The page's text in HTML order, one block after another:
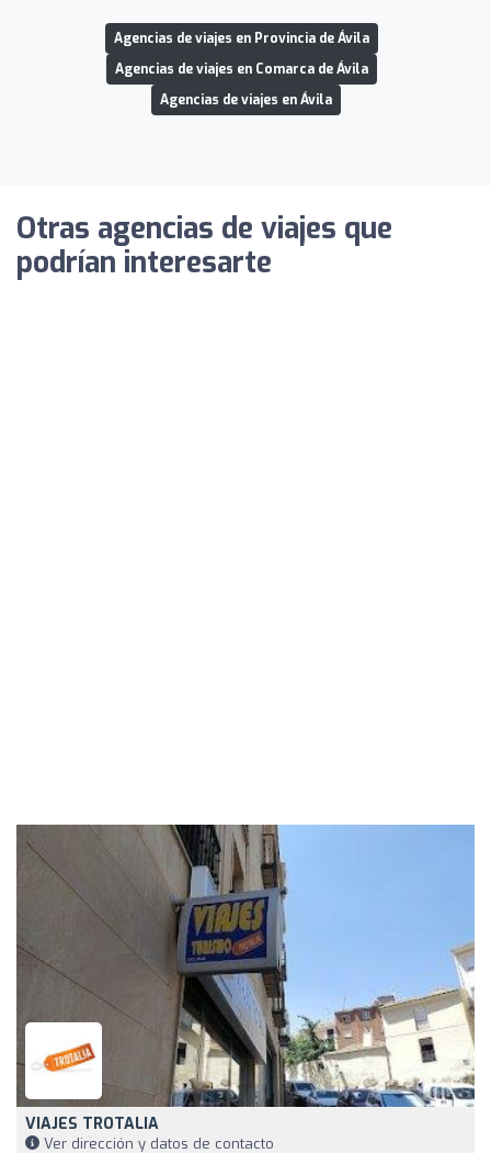
Agencias de viajes en Provincia de Ávila
Agencias de viajes en Comarca de Ávila
Agencias de viajes en Ávila
Otras agencias de viajes que
podrían interesarte
VIAJES TROTALIA
Ver dirección y datos de contacto